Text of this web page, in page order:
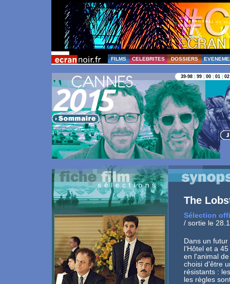
FILMS CELEBRITES DOSSIERS
39-98 99 00 01 02
The
Sélection
/ sortie le
Dans un
l’Hôtel et a
en l'animal
choisi d'être
résistants :
les règles